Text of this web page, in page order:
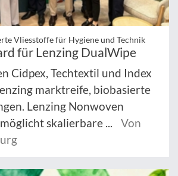
Vliesstoffe für Hygiene und Technik
für Lenzing DualWipe
Cidpex, Techtextil und Index
marktreife, biobasierte
Lenzing Nonwoven
skalierbare ...
Von